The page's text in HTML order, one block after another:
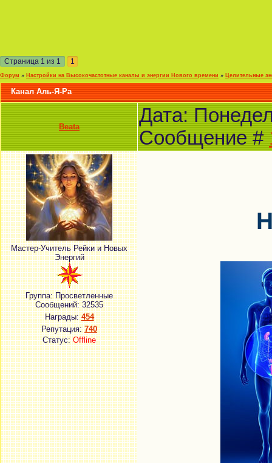
Страница 1 из 1 1
Форум » Настройки на Высокочастотные каналы и энергии Нового времени » Целительные
Канал Аль-Я-Ра
Beata
Дата:
Сообщение #
Мастер-Учитель Рейки и Новых
Энергий
Группа: Просветленные
Сообщений:32535
Награды:454
Репутация:740
Статус:Offline